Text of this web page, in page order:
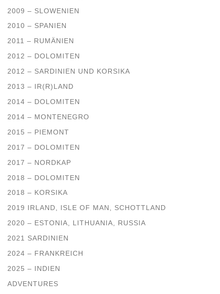
2009 – SLOWENIEN
2010 – SPANIEN
2011 – RUMÄNIEN
2012 – DOLOMITEN
2012 – SARDINIEN UND KORSIKA
2013 – IR(R)LAND
2014 – DOLOMITEN
2014 – MONTENEGRO
2015 – PIEMONT
2017 – DOLOMITEN
2017 – NORDKAP
2018 – DOLOMITEN
2018 – KORSIKA
2019 IRLAND, ISLE OF MAN, SCHOTTLAND
2020 – ESTONIA, LITHUANIA, RUSSIA
2021 SARDINIEN
2024 – FRANKREICH
2025 – INDIEN
ADVENTURES